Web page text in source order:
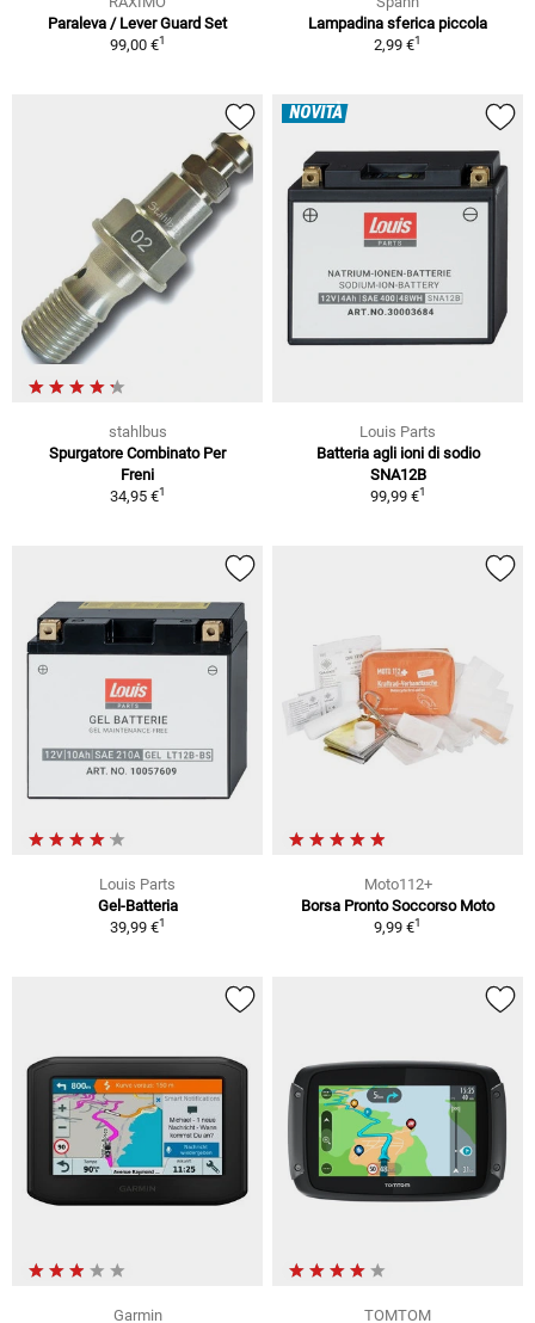
Paraleva / Lever Guard Set
99,00 €1
Lampadina sferica piccola
2,99 €1
stahlbus
Spurgatore Combinato Per
Freni
34,95 €1
NOVITÀ
Louis Parts
Batteria agli ioni di sodio
SNA12B
99,99 €1
Louis Parts
Gel-Batteria
39,99 €1
Moto112+
Borsa Pronto Soccorso Moto
9,99 €1
Garmin
TOMTOM